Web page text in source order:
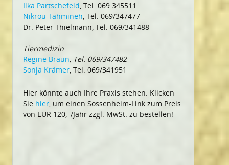
Ilka Partschefeld, Tel. 069 345511
Nikrou Tahmineh, Tel. 069/347477
Dr. Peter Thielmann, Tel. 069/341488
Tiermedizin
Regine Braun, Tel. 069/347482
Sonja Krämer, Tel. 069/341951
Hier könnte auch Ihre Praxis stehen. Klicken
Sie hier, um einen Sossenheim-Link zum Preis
von EUR 120,–/Jahr zzgl. MwSt. zu bestellen!